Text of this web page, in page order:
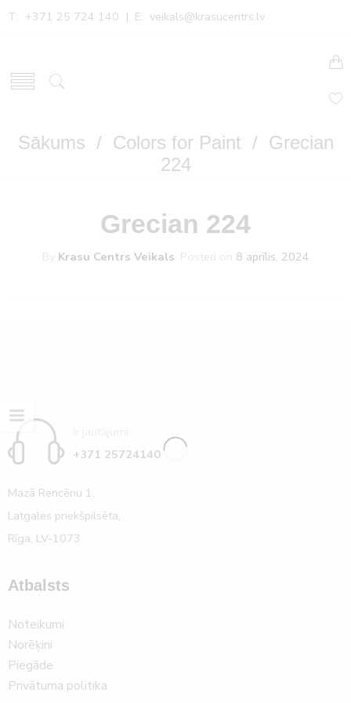
T: +371 25 724 140 | E: veikals@krasucentrs.lv
Sākums / Colors for Paint / Grecian
224
Grecian 224
By Krasu Centrs Veikals Posted on 8 aprīlis, 2024
+371 25724140
Mazā Rencēnu 1,
Latgales priekšpilsēta,
Rīga, LV-1073
Atbalsts
Noteikumi
Norēķini
Piegāde
Privātuma politika